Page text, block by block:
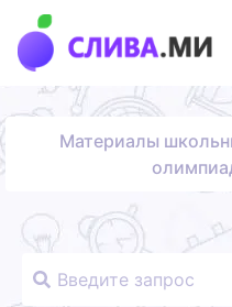
Материалы